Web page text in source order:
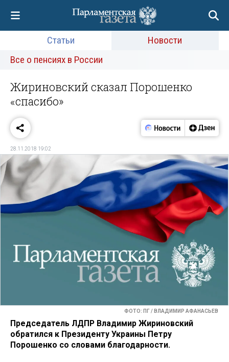
Статьи
Новости
Все о пенсиях в России
Жириновский сказал Порошенко
«спасибо»
28.11.2018 19:02
ФОТО: ПГ / ВЛАДИМИР АФАНАСЬЕВ
Председатель ЛДПР Владимир Жириновский
обратился к Президенту Украины Петру
Порошенко со словами благодарности.